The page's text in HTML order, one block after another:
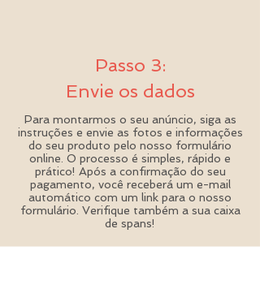
Passo 3:
Envie os dados
Para montarmos o seu anúncio, siga as
instruções e envie as fotos e informações
do seu produto pelo nosso formulário
online. O processo é simples, rápido e
prático! Após a confirmação do seu
pagamento, você receberá um e-mail
automático com um link para o nosso
formulário. Verifique também a sua caixa
de spans!